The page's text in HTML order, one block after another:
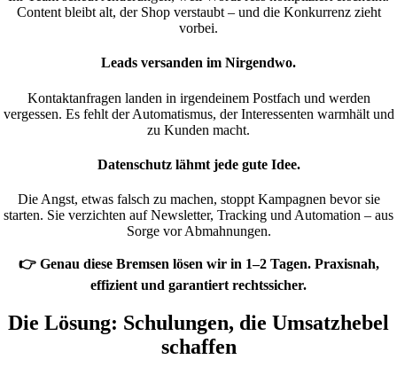
Content bleibt alt, der Shop verstaubt – und die Konkurrenz zieht
vorbei.
Leads versanden im Nirgendwo.
Kontaktanfragen landen in irgendeinem Postfach und werden
vergessen. Es fehlt der Automatismus, der Interessenten warmhält und
zu Kunden macht.
Datenschutz lähmt jede gute Idee.
Die Angst, etwas falsch zu machen, stoppt Kampagnen bevor sie
starten. Sie verzichten auf Newsletter, Tracking und Automation – aus
Sorge vor Abmahnungen.
👉 Genau diese Bremsen lösen wir in 1–2 Tagen. Praxisnah,
effizient und garantiert rechtssicher.
Die Lösung: Schulungen, die Umsatzhebel
schaffen